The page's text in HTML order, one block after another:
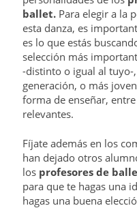
ballet. Para elegir a la
esta danza, es
es lo que estás
selección más
-distinto o igual al tuyo-
generación, o más
forma de enseñar,
relevantes.
Fíjate además en los
han dejado otros
los profesores de
para que te hagas una
hagas una buena